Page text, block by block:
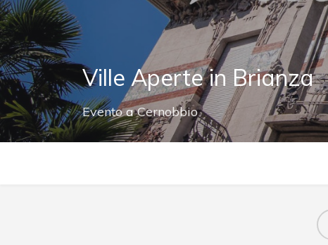
Ville Aperte in Brianza
EventoaCernobbio